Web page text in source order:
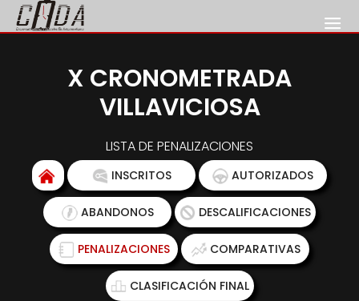
X CRONOMETRADA
VILLAVICIOSA
LISTA DE PENALIZACIONES
INSCRITOS AUTORIZADOS
ABANDONOS DESCALIFICACIONES
PENALIZACIONES COMPARATIVAS
CLASIFICACIÓN FINAL